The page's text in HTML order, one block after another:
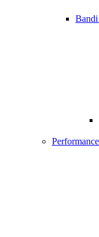
Performance